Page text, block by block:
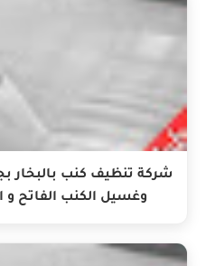
وغسيل الكنب الفاتح و